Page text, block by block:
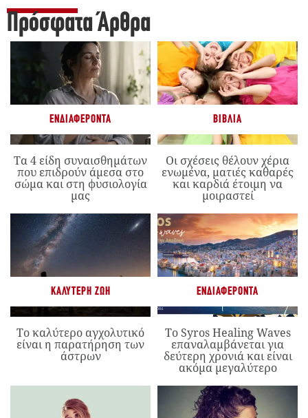
Πρόσφατα Άρθρα
ΕΝΔΙΑΦΈΡΟΝΤΑ
Τα 4 είδη συναισθημάτων
που επιδρούν άμεσα στο
σώμα και στη φυσιολογία
μας
ΒΙΒΛΊΑ
Οι σχέσεις θέλουν χέρια
ενωμένα, ματιές καθαρές
και καρδιά έτοιμη να
μοιραστεί
ΚΑΛΎΤΕΡΗ ΖΩΉ
Το καλύτερο αγχολυτικό
είναι η παρατήρηση των
άστρων
ΕΝΔΙΑΦΈΡΟΝΤΑ
Το Syros Healing Waves
επαναλαμβάνεται για
δεύτερη χρονιά και είναι
ακόμα μεγαλύτερο